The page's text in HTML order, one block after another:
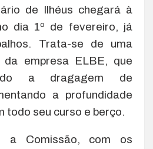
de Ilhéus chegará à
dia 1º de fevereiro, já
Trata-se de uma
da empresa ELBE, que
a dragagem de
a profundidade
todo seu curso e berço.
a Comissão, com os